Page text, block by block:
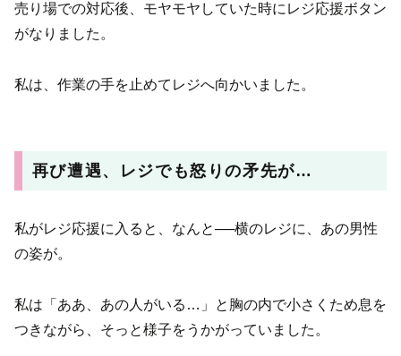
売り場での対応後、モヤモヤしていた時にレジ応援ボタン
がなりました。
私は、作業の手を止めてレジへ向かいました。
再び遭遇、レジでも怒りの矛先が…
私がレジ応援に入ると、なんと──横のレジに、あの男性
の姿が。
私は「ああ、あの人がいる…」と胸の内で小さくため息を
つきながら、そっと様子をうかがっていました。